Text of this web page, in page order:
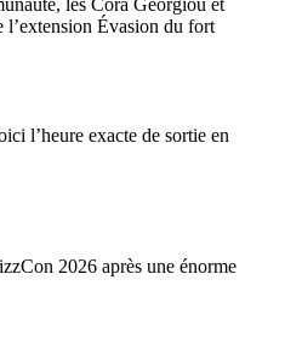
les Cora Georgiou et
Évasion du fort
l’heure exacte de sortie en
2026 après une énorme